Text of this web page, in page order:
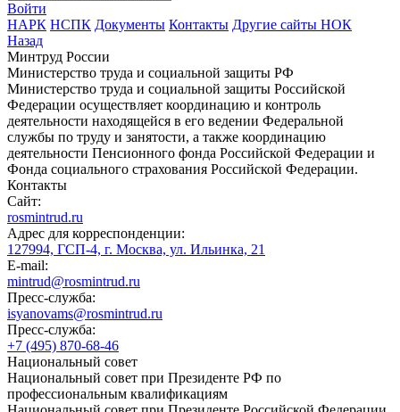
Войти
НАРК НСПК Документы Контакты Другие сайты НОК
Назад
Минтруд России
Министерство труда и социальной защиты РФ
Министерство труда и социальной защиты Российской
Федерации осуществляет координацию и контроль
деятельности находящейся в его ведении Федеральной
службы по труду и занятости, а также координацию
деятельности Пенсионного фонда Российской Федерации и
Фонда социального страхования Российской Федерации.
Контакты
Сайт:
rosmintrud.ru
Адрес для корреспонденции:
127994, ГСП-4, г. Москва, ул. Ильинка, 21
E-mail:
mintrud@rosmintrud.ru
Пресс-служба:
isyanovams@rosmintrud.ru
Пресс-служба:
+7 (495) 870-68-46
Национальный совет
Национальный совет при Президенте РФ по
профессиональным квалификациям